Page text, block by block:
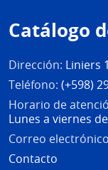
de
página
Catálogo
Dirección: Liniers
Teléfono: (+598)
Horario de
Lunes a viernes
Correo
Contacto